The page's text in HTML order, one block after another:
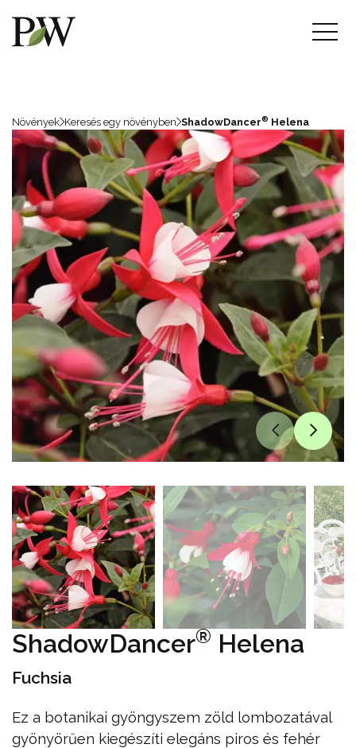
Növények Keresés egy növényben ShadowDancer® Helena
ShadowDancer® Helena
Fuchsia
Ez a botanikai gyöngyszem zöld lombozatával
gyönyörűen kiegészíti elegáns piros és fehér